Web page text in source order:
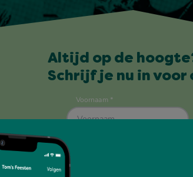
Altijd op de
Schrijf je nu in